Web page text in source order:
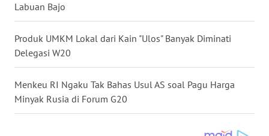
Labuan Bajo
Produk UMKM Lokal dari Kain "Ulos" Banyak Diminati
Delegasi W20
Menkeu RI Ngaku Tak Bahas Usul AS soal Pagu Harga
Minyak Rusia di Forum G20
WN
DANAU
TOBA
WN
NIAS
WN